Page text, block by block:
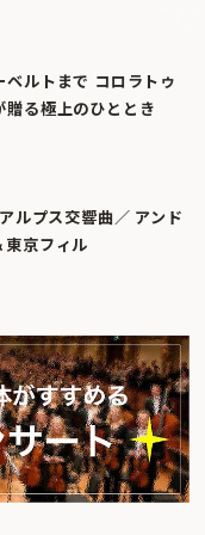
ルトまで コロラトゥ
贈る極上のひととき
ルプス交響曲／ アンド
東京フィル